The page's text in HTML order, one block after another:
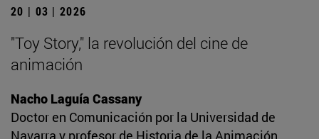
20 | 03 | 2026
"Toy Story," la revolución del cine de
animación
Nacho Laguía Cassany
Doctor en Comunicación por la Universidad de
Navarra y profesor de Historia de la Animación